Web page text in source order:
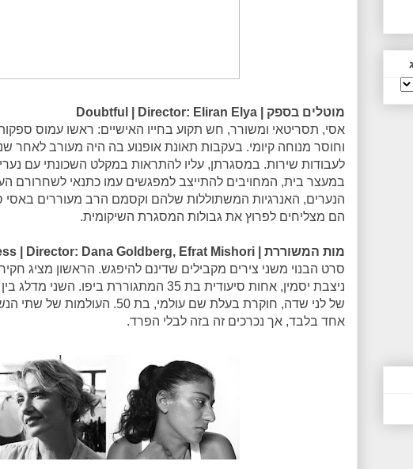
מוטלים בספק | Doubtful | Director: Eliran Elya
אסי, תסריטאי ומשורר, חש תקוע בחייו האישיים: ראשו עמוס
וחוסר מנוחה קיומי. בעקבות תאונת אופנוע בה היה מעורב לאחר
לעבודות שירות. במסגרתן, עליו להתראות במקלט השכונתי עם
במעצר בית, המחויבים להתייצב למפגשים עמו כתנאי לשחרורם
הנערים, האנרגיות המשתוללות שלהם וקסמם הרב מעוררים באסי
הם מצליחים לפרוץ את גבולות המסגרת השיקומית.
מות המשוררת | Death of a Poetess | Director: Dana Goldberg, Efrat Mishori
סרט הבנוי משני צירים מקבילים שדינם להיפגש. הראשון מציג
ניצבת יסמין, אחות סיעודית בת 35 המתגוררת
של לני שדה, חוקרת בעלת שם עולמי, בת 50.
אחד בלבד, אך נכרכים זה בזה לבלי הפרד.